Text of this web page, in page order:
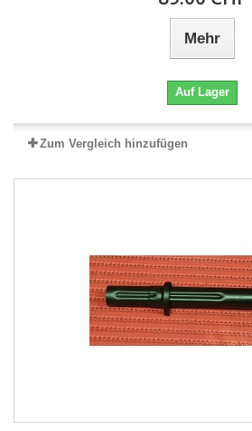
Mehr
Auf Lager
Zum Vergleich hinzufügen